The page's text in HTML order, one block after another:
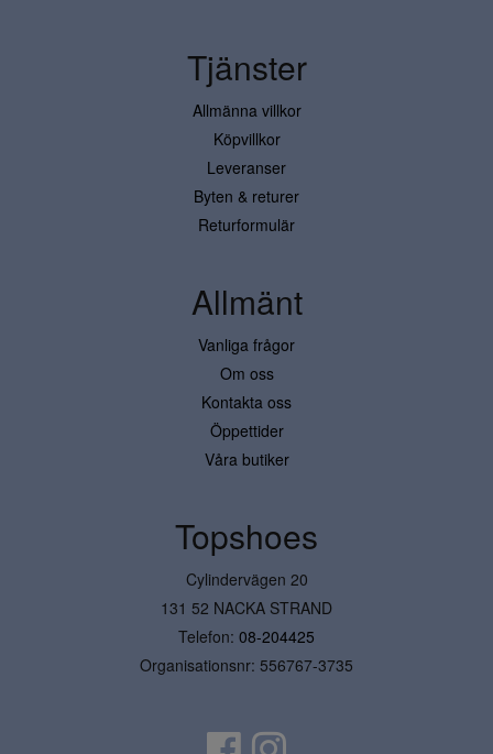
Tjänster
Allmänna villkor
Köpvillkor
Leveranser
Byten & returer
Returformulär
Allmänt
Vanliga frågor
Om oss
Kontakta oss
Öppettider
Våra butiker
Topshoes
Cylindervägen 20
131 52 NACKA STRAND
Telefon: 08-204425
Organisationsnr: 556767-3735